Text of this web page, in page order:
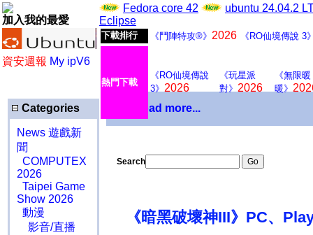
加入我的最愛
資安週報 My ipV6
Fedora core 42
ubuntu 24.04.2
Eclipse
下載排行 《鬥陣特攻®》 2026 《RO仙境傳說 3
熱門下載
《RO仙境傳說
3》 2026
《玩星派
對》 2026
《無限暖
暖》
Categories
News 遊戲新
聞
COMPUTEX
2026
Taipei Game
Show 2026
動漫
影音/直播
Download more...
Search
《暗黑破壞神III》PC、